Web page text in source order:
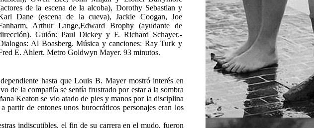
de la escena de la alcoba), Dorothy Sebastian y
Dane (escena de la cueva), Jackie Coogan, Joe
Arthur Lange,Edward Brophy (ayudante de
Guión: Paul Dickey y F. Richard Schayer.-
Al Boasberg. Música y canciones: Ray Turk y
E. Ahlert. Metro Goldwyn Mayer. 93 minutos.
hasta que Louis B. Mayer mostró interés en
de la compañía se sentía frustrado por estar a la sombra
Keaton se vio atado de pies y manos por la disciplina
partir de entones unos burocráticos personajes eran los
indiscutibles, el fin de su carrera en el mudo, fueron